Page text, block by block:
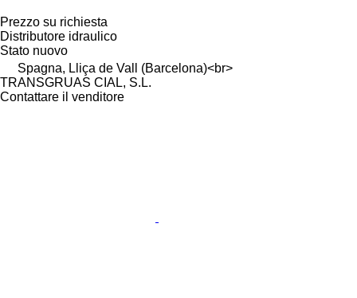
Prezzo su richiesta
Distributore idraulico
Stato nuovo
Spagna, Lliça de Vall (Barcelona)<br>
TRANSGRUAS CIAL, S.L.
Contattare il venditore